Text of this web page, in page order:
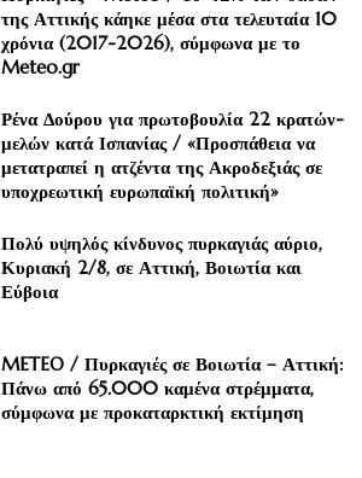
της Αττικής κάηκε μέσα στα τελευταία 10
χρόνια (2017-2026), σύμφωνα με το
Meteo.gr
Ρένα Δούρου για πρωτοβουλία 22 κρατών-
μελών κατά Ισπανίας / «Προσπάθεια να
μετατραπεί η ατζέντα της Ακροδεξιάς σε
υποχρεωτική ευρωπαϊκή πολιτική»
Πολύ υψηλός κίνδυνος πυρκαγιάς αύριο,
Κυριακή 2/8, σε Αττική, Βοιωτία και
Εύβοια
METEO / Πυρκαγιές σε Βοιωτία – Αττική:
Πάνω από 65.000 καμένα στρέμματα,
σύμφωνα με προκαταρκτική εκτίμηση